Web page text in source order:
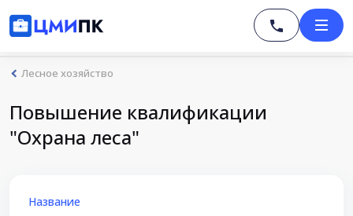
Лесное хозяйство
Повышение квалификации
"Охрана леса"
Название